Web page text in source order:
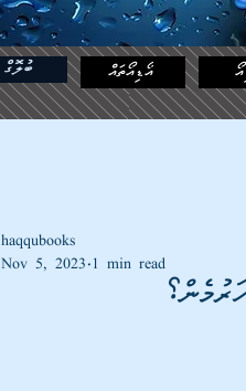
haqqubooks
Nov 5, 2023 1 min read
ބުލޮގް އޯޑިއޯތައް